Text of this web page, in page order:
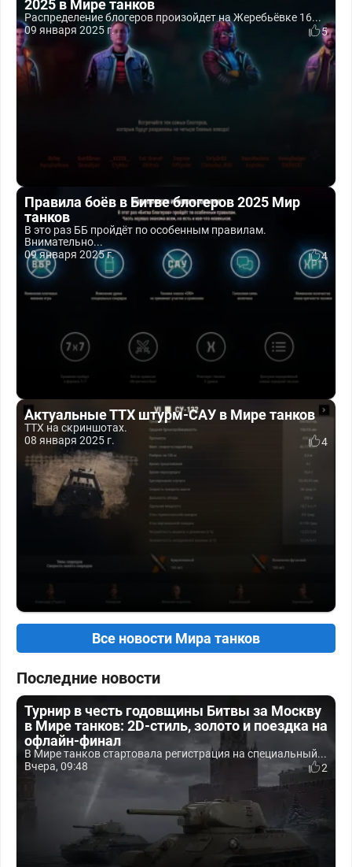
2025 в Мире танков
Распределение блогеров произойдет на Жеребьёвке 16...
09 января 2025 г.
5
Правила боёв в Битве блогеров 2025 Мир
танков
В это раз ББ пройдёт по особенным правилам.
Внимательно...
09 января 2025 г.
4
Актуальные ТТХ штурм-САУ в Мире танков
ТТХ на скриншотах.
08 января 2025 г.
4
Все новости Мира танков
Последние новости
Турнир в честь годовщины Битвы за Москву
в Мире танков: 2D-стиль, золото и поездка на
офлайн-финал
В Мире танков стартовала регистрация на специальный...
Вчера, 09:48
2